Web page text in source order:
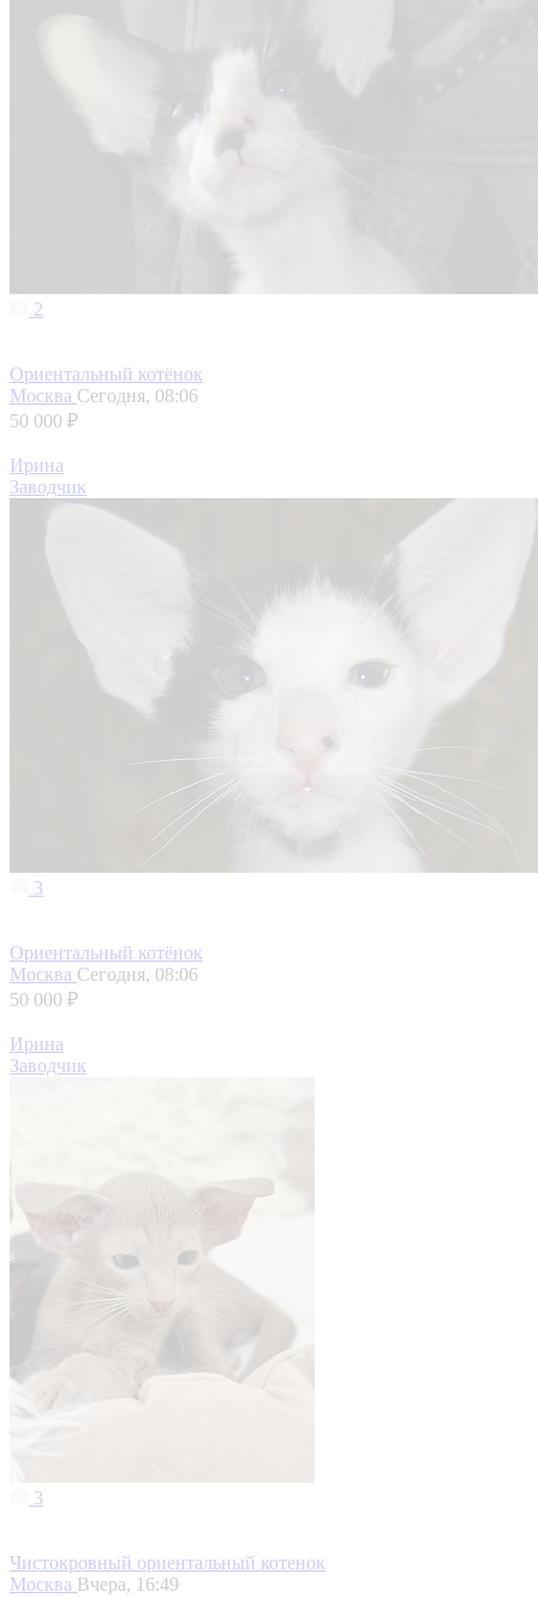
2
Ориентальный котёнок
Москва Сегодня, 08:06
50 000 ₽
Ирина
Заводчик
3
Ориентальный котёнок
Москва Сегодня, 08:06
50 000 ₽
Ирина
Заводчик
3
Чистокровный ориентальный котенок
Москва Вчера, 16:49